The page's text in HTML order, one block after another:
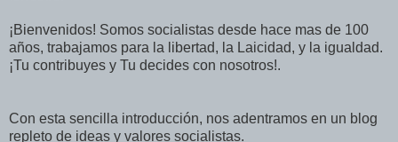
¡Bienvenidos! Somos socialistas desde hace mas de 100
años, trabajamos para la libertad, la Laicidad, y la igualdad.
¡Tu contribuyes y Tu decides con nosotros!.
Con esta sencilla introducción, nos adentramos en un blog
repleto de ideas y valores socialistas.